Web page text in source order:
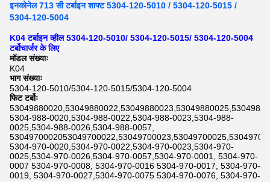
इनकोनेल 713 सी टर्बाइन शाफ्ट 5304-120-5010 / 5304-120-5015 /
5304-120-5004
K04 टर्बाइन व्हील 5304-120-5010/ 5304-120-5015/ 5304-120-5004
टर्बोचार्जर के लिए
मॉडल संख्याः
K04
भाग संख्याः
5304-120-5010/5304-120-5015/5304-120-5004
फिट टर्बोः
5304-988-0020,5304-988-0022,5304-988-0023,5304-988-
0025,5304-988-0026,5304-988-0057,
5304-970-0020,5304-970-0022,5304-970-0023,5304-970-
0025,5304-970-0026,5304-970-0057,5304-970-0001, 5304-970-
0007 5304-970-0008, 5304-970-0016 5304-970-0017, 5304-970-
0019, 5304-970-0027,5304-970-0075 5304-970-0076, 5304-970-